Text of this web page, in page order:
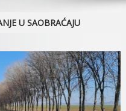
U SAOBRAĆAJU